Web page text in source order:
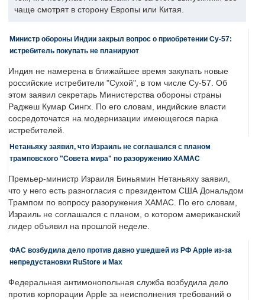
чаще смотрят в сторону Европы или Китая.
Министр обороны Индии закрыл вопрос о приобретении Су-57:
истребитель покупать не планируют
Индия не намерена в ближайшее время закупать новые
российские истребители "Сухой", в том числе Су-57. Об
этом заявил секретарь Министерства обороны страны
Раджеш Кумар Сингх. По его словам, индийские власти
сосредоточатся на модернизации имеющегося парка
истребителей.
Нетаньяху заявил, что Израиль не соглашался с планом
трамповского "Совета мира" по разоружению ХАМАС
Премьер-министр Израиля Биньямин Нетаньяху заявил,
что у него есть разногласия с президентом США Дональдом
Трампом по вопросу разоружения ХАМАС. По его словам,
Израиль не соглашался с планом, о котором американский
лидер объявил на прошлой неделе.
ФАС возбудила дело против давно ушедшей из РФ Apple из-за
непредустановки RuStore и Max
Федеральная антимонопольная служба возбудила дело
против корпорации Apple за неисполнения требований о